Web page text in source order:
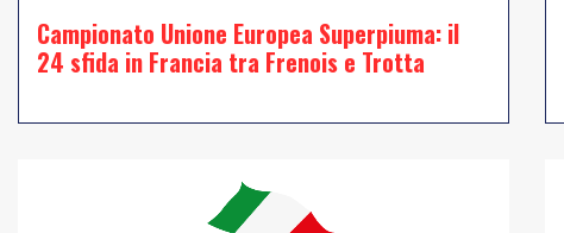
Campionato Unione Europea Superpiuma: il
24 sfida in Francia tra Frenois e Trotta